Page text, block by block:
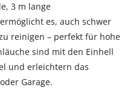
3 m lange
es, auch schwer
reinigen – perfekt für hohe
sind mit den Einhell
und erleichtern das
Garage.